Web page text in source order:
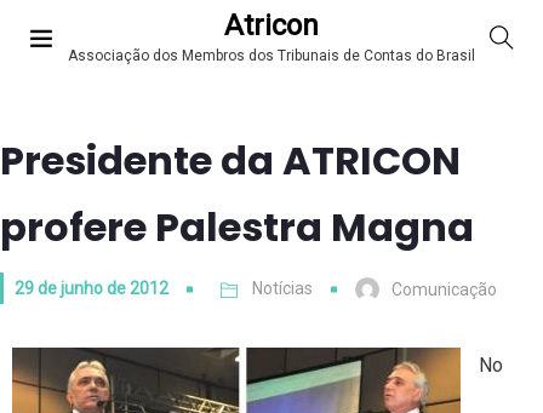
Atricon
Associação dos Membros dos Tribunais de Contas do Brasil
Presidente da ATRICON
profere Palestra Magna
29 de junho de 2012 Notícias Comunicação
No